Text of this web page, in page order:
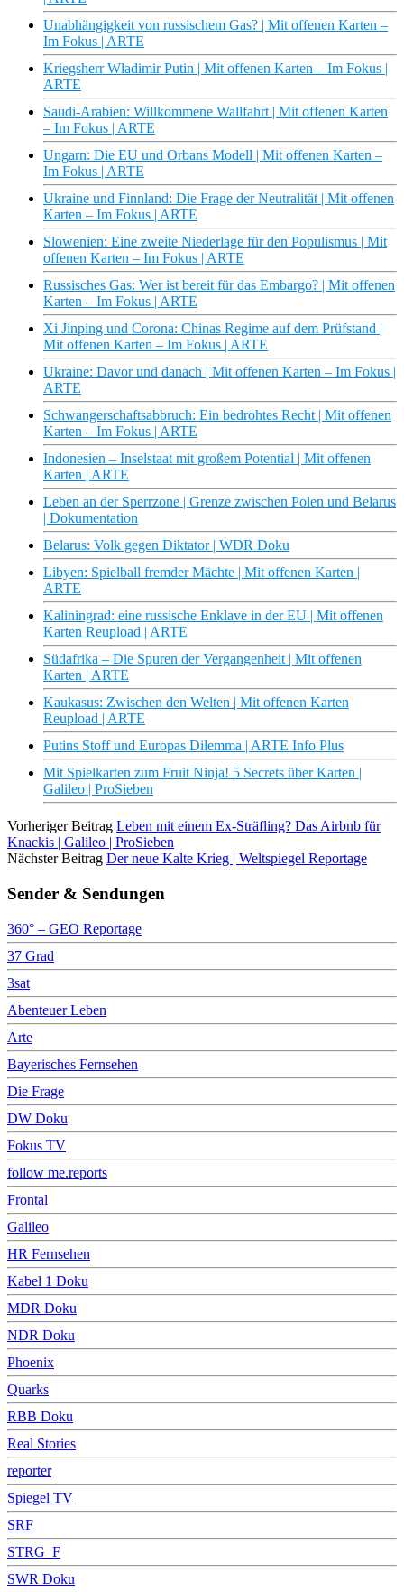
Unabhängigkeit von russischem Gas? | Mit offenen Karten –
Im Fokus | ARTE
Kriegsherr Wladimir Putin | Mit offenen Karten – Im Fokus |
ARTE
Saudi-Arabien: Willkommene Wallfahrt | Mit offenen Karten
– Im Fokus | ARTE
Ungarn: Die EU und Orbans Modell | Mit offenen Karten –
Im Fokus | ARTE
Ukraine und Finnland: Die Frage der Neutralität | Mit offenen
Karten – Im Fokus | ARTE
Slowenien: Eine zweite Niederlage für den Populismus | Mit
offenen Karten – Im Fokus | ARTE
Russisches Gas: Wer ist bereit für das Embargo? | Mit offenen
Karten – Im Fokus | ARTE
Xi Jinping und Corona: Chinas Regime auf dem Prüfstand |
Mit offenen Karten – Im Fokus | ARTE
Ukraine: Davor und danach | Mit offenen Karten – Im Fokus |
ARTE
Schwangerschaftsabbruch: Ein bedrohtes Recht | Mit offenen
Karten – Im Fokus | ARTE
Indonesien – Inselstaat mit großem Potential | Mit offenen
Karten | ARTE
Leben an der Sperrzone | Grenze zwischen Polen und Belarus
| Dokumentation
Belarus: Volk gegen Diktator | WDR Doku
Libyen: Spielball fremder Mächte | Mit offenen Karten |
ARTE
Kaliningrad: eine russische Enklave in der EU | Mit offenen
Karten Reupload | ARTE
Südafrika – Die Spuren der Vergangenheit | Mit offenen
Karten | ARTE
Kaukasus: Zwischen den Welten | Mit offenen Karten
Reupload | ARTE
Putins Stoff und Europas Dilemma | ARTE Info Plus
Mit Spielkarten zum Fruit Ninja! 5 Secrets über Karten |
Galileo | ProSieben
Vorheriger Beitrag Leben mit einem Ex-Sträfling? Das Airbnb für
Knackis | Galileo | ProSieben
Nächster Beitrag Der neue Kalte Krieg | Weltspiegel Reportage
Sender & Sendungen
360° – GEO Reportage
37 Grad
3sat
Abenteuer Leben
Arte
Bayerisches Fernsehen
Die Frage
DW Doku
Fokus TV
follow me.reports
Frontal
Galileo
HR Fernsehen
Kabel 1 Doku
MDR Doku
NDR Doku
Phoenix
Quarks
RBB Doku
Real Stories
reporter
Spiegel TV
SRF
STRG_F
SWR Doku